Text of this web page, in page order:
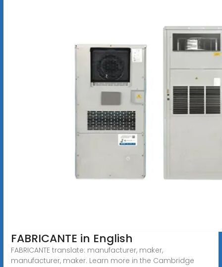
FABRICANTE in English
FABRICANTE translate: manufacturer, maker,
manufacturer, maker. Learn more in the Cambridge